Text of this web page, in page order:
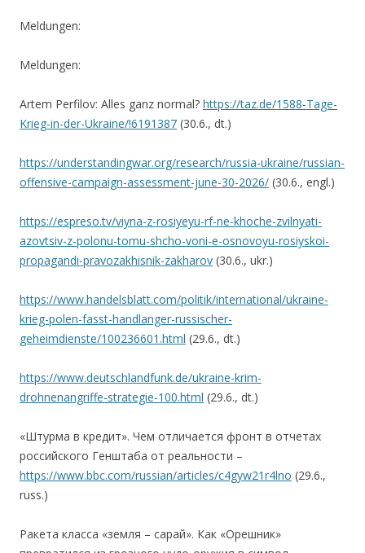
Meldungen:
Meldungen:
Artem Perfilov: Alles ganz normal? https://taz.de/1588-Tage-
Krieg-in-der-Ukraine/!6191387 (30.6., dt.)
https://understandingwar.org/research/russia-ukraine/russian-
offensive-campaign-assessment-june-30-2026/ (30.6., engl.)
https://espreso.tv/viyna-z-rosiyeyu-rf-ne-khoche-zvilnyati-
azovtsiv-z-polonu-tomu-shcho-voni-e-osnovoyu-rosiyskoi-
propagandi-pravozakhisnik-zakharov (30.6., ukr.)
https://www.handelsblatt.com/politik/international/ukraine-
krieg-polen-fasst-handlanger-russischer-
geheimdienste/100236601.html (29.6., dt.)
https://www.deutschlandfunk.de/ukraine-krim-
drohnenangriffe-strategie-100.html (29.6., dt.)
«Штурма в кредит». Чем отличается фронт в отчетах
российского Генштаба от реальности –
https://www.bbc.com/russian/articles/c4gyw21r4lno (29.6.,
russ.)
Ракета класса «земля – сарай». Как «Орешник»